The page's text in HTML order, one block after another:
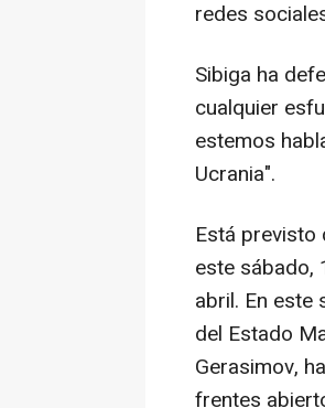
redes
Sibiga ha
cualquier
estemos
Ucrania".
Está
este sábado,
abril. En este
del Estado
Gerasimov,
frentes